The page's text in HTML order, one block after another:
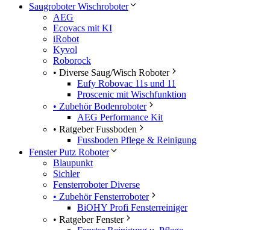
Saugroboter Wischroboter
AEG
Ecovacs mit KI
iRobot
Kyvol
Roborock
• Diverse Saug/Wisch Roboter
Eufy Robovac 11s und 11
Proscenic mit Wischfunktion
• Zubehör Bodenroboter
AEG Performance Kit
• Ratgeber Fussboden
Fussboden Pflege & Reinigung
Fenster Putz Roboter
Blaupunkt
Sichler
Fensterroboter Diverse
• Zubehör Fensterroboter
BiOHY Profi Fensterreiniger
• Ratgeber Fenster